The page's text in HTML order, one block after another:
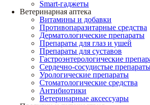
Smart-гаджеты
Ветеринарная аптека
Витамины и добавки
Противопаразитарные средства
Дерматологические препараты
Препараты для глаз и ушей
Препараты для суставов
Гастроэнтерологические
Сердечно-сосудистые
Урологические препараты
Стоматологические средства
Антибиотики
Ветеринарные аксессуары